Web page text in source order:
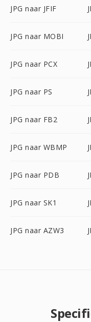
JPG naar JFIF
JPG naar MOBI
JPG naar PCX
JPG naar PS
JPG naar FB2
JPG naar WBMP
JPG naar PDB
JPG naar SK1
JPG naar AZW3